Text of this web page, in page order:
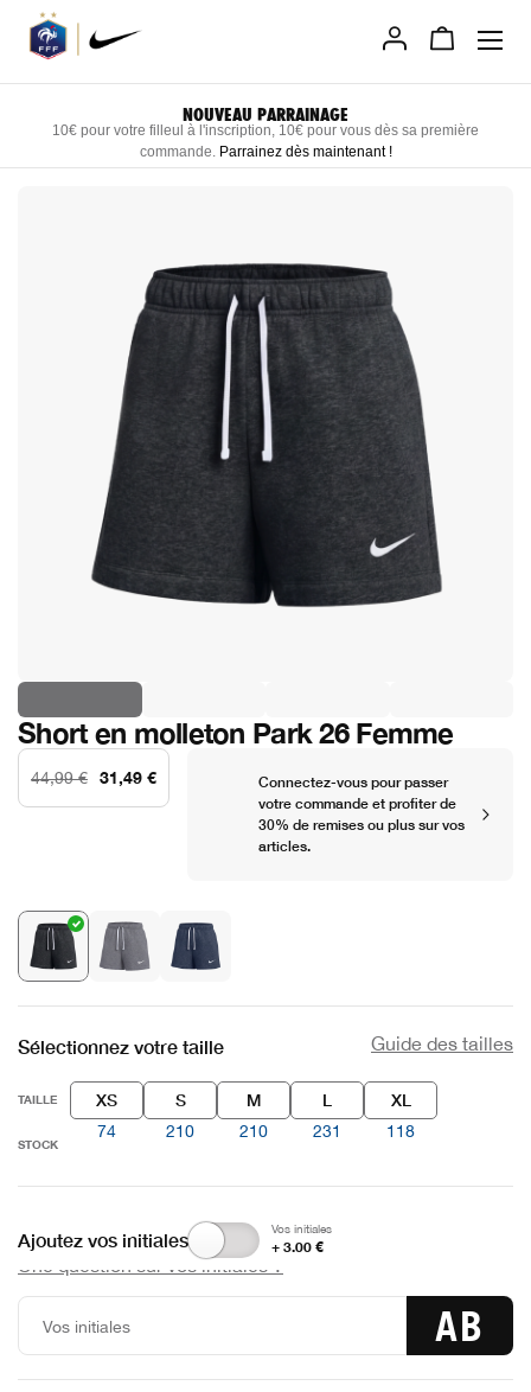
Allez
au
contenu
LIVRAISON RAPIDE DIRECTEMENT CHEZ VOUS
Recevez vos produits personnalisés sous 3 semaines maximum
Short en molleton Park 26 Femme
31,49 €
44,99 €
Connectez-vous pour passer
votre commande et profiter de
30% de remises ou plus sur vos
articles.
Sélectionnez votre taille Guide des tailles
TAILLE
STOCK
XS
74
S
210
M
210
L
231
XL
118
Ajoutez vos initiales Vos initiales
+ 3.00 €
Une question sur vos initiales ?
AB